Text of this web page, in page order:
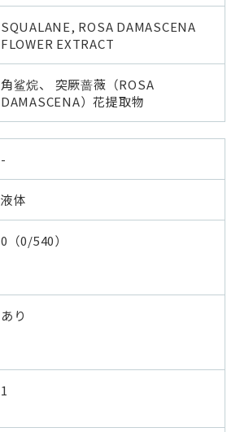
SQUALANE, ROSA DAMASCENA
FLOWER EXTRACT
角鲨烷、 突厥蔷薇（ROSA
DAMASCENA）花提取物
-
液体
0（0/540）
あり
1